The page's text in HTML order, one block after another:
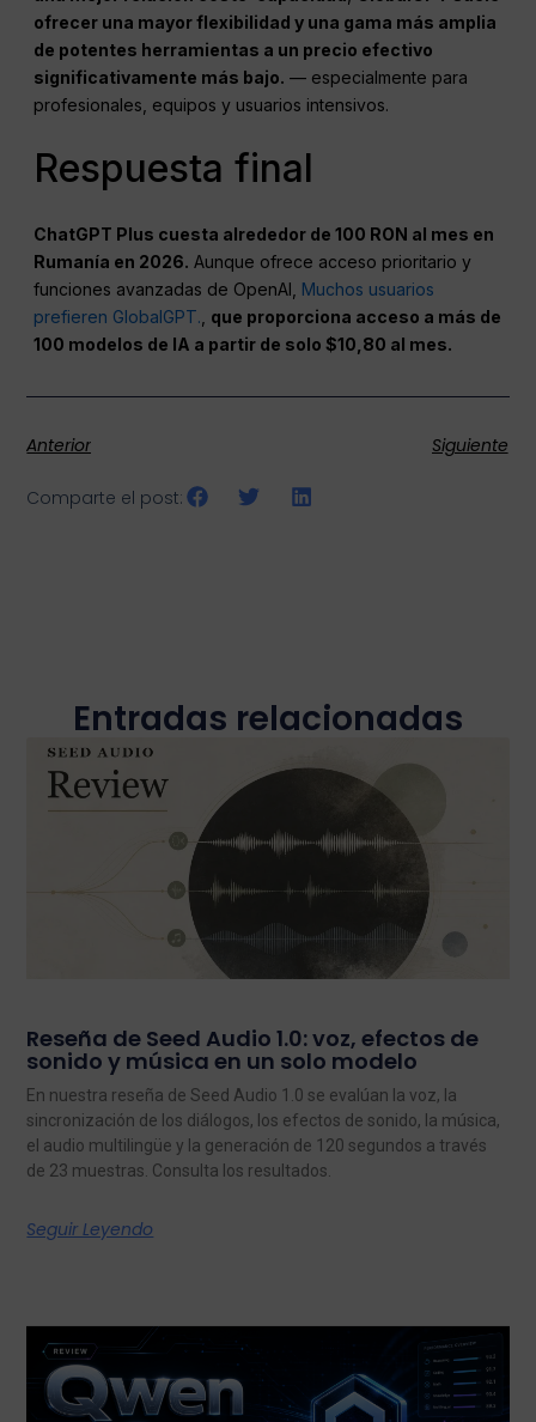
ofrecer una mayor flexibilidad y una gama más amplia
de potentes herramientas a un precio efectivo
significativamente más bajo. — especialmente para
profesionales, equipos y usuarios intensivos.
Respuesta final
ChatGPT Plus cuesta alrededor de 100 RON al mes en
Rumanía en 2026. Aunque ofrece acceso prioritario y
funciones avanzadas de OpenAI, Muchos usuarios
prefieren GlobalGPT. que proporciona acceso a más de
100 modelos de IA a partir de solo $10,80 al mes.
Anterior Siguiente
Comparte el post:
Entradas relacionadas
Reseña de Seed Audio 1.0: voz, efectos de
sonido y música en un solo modelo
En nuestra reseña de Seed Audio 1.0 se evalúan la voz, la
sincronización de los diálogos, los efectos de sonido, la música,
el audio multilingüe y la generación de 120 segundos a través
de 23 muestras. Consulta los resultados.
Seguir Leyendo